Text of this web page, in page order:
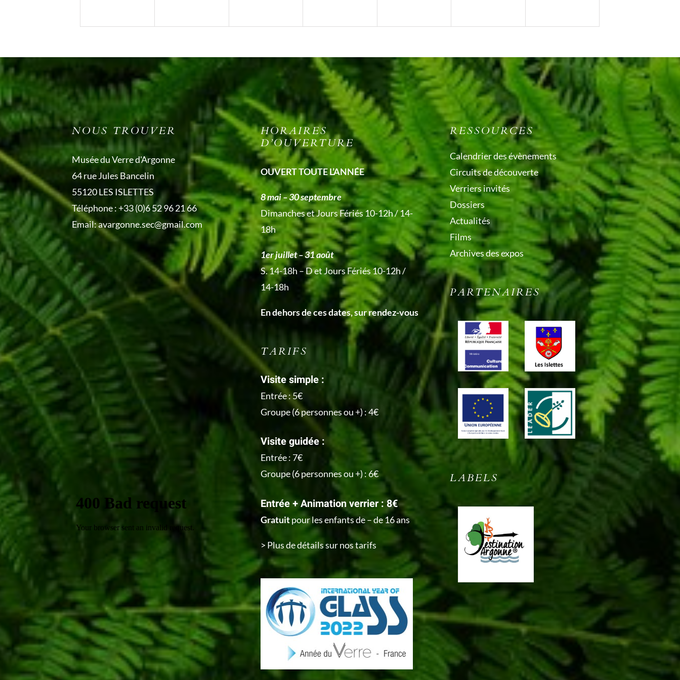
NOUS TROUVER
Musée du Verre d'Argonne
64 rue Jules Bancelin
55120 LES ISLETTES
Téléphone :+33 (0)6 52 96 21 66
Email:avargonne.sec@gmail.com
HORAIRES
D’OUVERTURE
OUVERT TOUTE L’ANNÉE
8 mai – 30 septembre
Dimanches et Jours Fériés 10-12h / 14-
18h
1er juillet – 31 août
S. 14-18h – D et Jours Fériés 10-12h /
14-18h
En dehors de ces dates, sur rendez-vous
TARIFS
Visite simple :
Entrée : 5€
Groupe (6 personnes ou +) : 4€
Visite guidée :
Entrée : 7€
Groupe (6 personnes ou +) : 6€
Entrée + Animation verrier : 8€
Gratuitpour les enfants de – de 16 ans
> Plus de détails sur nos tarifs
RESSOURCES
Calendrier des évènements
Circuits de découverte
Verriers invités
Dossiers
Actualités
Films
Archives des expos
PARTENAIRES
LABELS